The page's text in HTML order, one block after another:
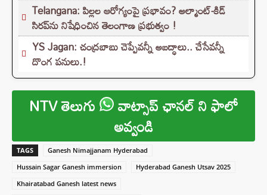
Telangana: పిల్లల ఆరోగ్యంపై ప్రభావం? అల్మాంట్-కిడ్
సిరప్‌ను నిషేధించిన తెలంగాణ ప్రభుత్వం !
YS Jagan: చంద్రబాబు చెప్పేవన్నీ అబద్ధాలు.. చేసేవన్నీ
దొంగ పనులు.!
NTV తెలుగు వాట్సాప్ ఛానల్ ని ఫాలో
అవ్వండి
TAGS
Ganesh Nimajjanam Hyderabad
Hussain Sagar Ganesh immersion
Hyderabad Ganesh Utsav 2025
Khairatabad Ganesh latest news